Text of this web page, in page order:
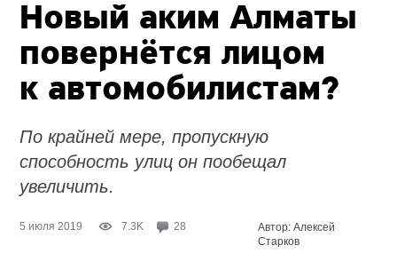
Новый аким Алматы
повернётся лицом
к автомобилистам?
По крайней мере, пропускную
способность улиц он пообещал
увеличить.
5 июля 2019 7.3K 28
Автор: Алексей
Старков